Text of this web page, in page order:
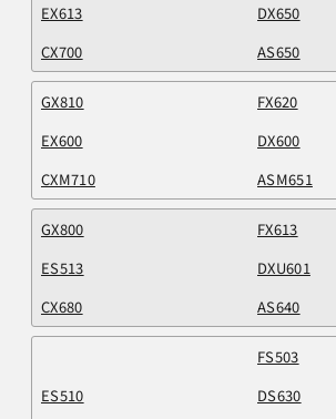
EX613
DX650
CX700
AS650
GX810
FX620
EX600
DX600
CXM710
ASM651
GX800
FX613
ES513
DXU601
CX680
AS640
FS503
ES510
DS630